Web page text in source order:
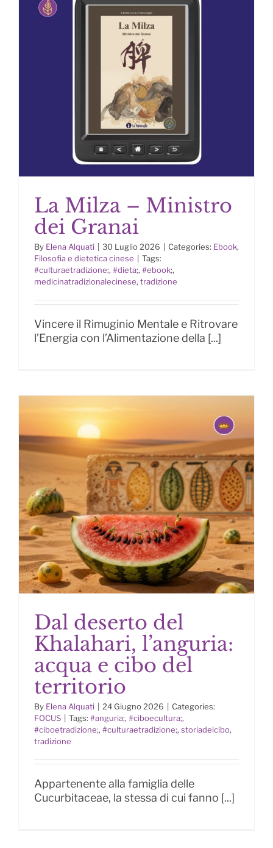
La Milza – Ministro dei Granai
La Milza – Ministro
dei Granai
By Elena Alquati 30 Luglio 2026 Categories: Ebook,
Filosofia e dietetica cinese
Tags:
#culturaetradizione;, #dieta;, #ebook;,
medicinatradizionalecinese, tradizione
Vincere il Rimuginio Mentale e Ritrovare
l’Energia con l’Alimentazione della [...]
Dal deserto del Khalahari,
l’anguria: acqua e cibo del
territorio
Dal deserto del
Khalahari, l’anguria:
acqua e cibo del
territorio
By Elena Alquati 24 Giugno 2026
Categories:
FOCUS
Tags: #anguria;, #ciboecultura;,
#ciboetradizione;, #culturaetradizione;, storiadelcibo,
tradizione
Appartenente alla famiglia delle
Cucurbitaceae, la stessa di cui fanno [...]